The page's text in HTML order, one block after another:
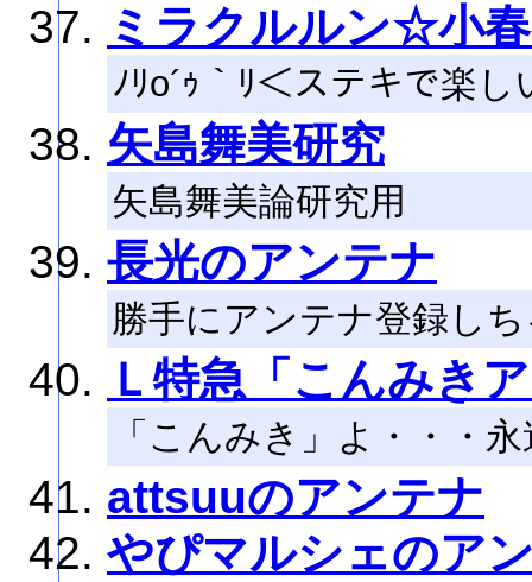
ミラクルルン☆小
ﾉﾘo´ｩ｀ﾘ＜ステキで楽
矢島舞美研究
矢島舞美論研究用
長光のアンテナ
勝手にアンテナ登録し
Ｌ特急「こんみき
「こんみき」よ・・・
attsuuのアンテナ
やぴマルシェのア